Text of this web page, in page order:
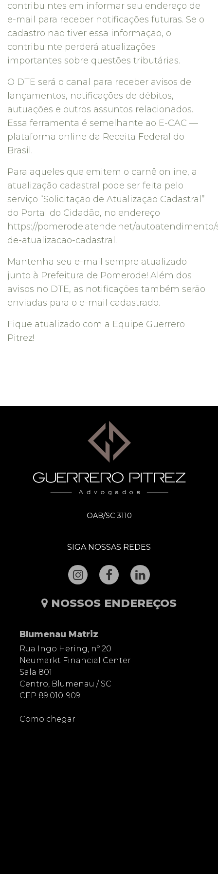
contribuintes em informar seu endereço de
e-mail para receber notificações futuras. Se o
cadastro não tiver essa informação, o
contribuinte perderá atualizações
importantes sobre questões tributárias.
O DTE será o canal para receber avisos de
lançamentos, notificações de débitos,
autuações e outros assuntos relacionados.
Essa ferramenta é semelhante ao E-CAC —
plataforma online da Receita Federal do
Brasil.
Para aqueles que emitem o carnê online, a
atualização cadastral pode ser feita pelo
serviço “Solicitação de Atualização Cadastral”
do Portal do Cidadão, no endereço
https://pomerode.atende.net/autoatendimento/
de-atualizacao-cadastral.
Mantenha seu e-mail sempre atualizado
junto à Prefeitura de Pomerode! Além dos
avisos no DTE, as notificações também serão
enviadas para o e-mail cadastrado.
Fique atualizado com a Equipe Guerrero
Pitrez!
OAB/SC 3110
SIGA NOSSAS REDES
NOSSOS ENDEREÇOS
Blumenau Matriz
Rua Ingo Hering, nº 20
Neumarkt Financial Center
Sala 801
Centro, Blumenau / SC
CEP 89.010-909
Como chegar